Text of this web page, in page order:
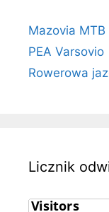
Mazovia
PEA Varsovio
Rowerowa
Licznik